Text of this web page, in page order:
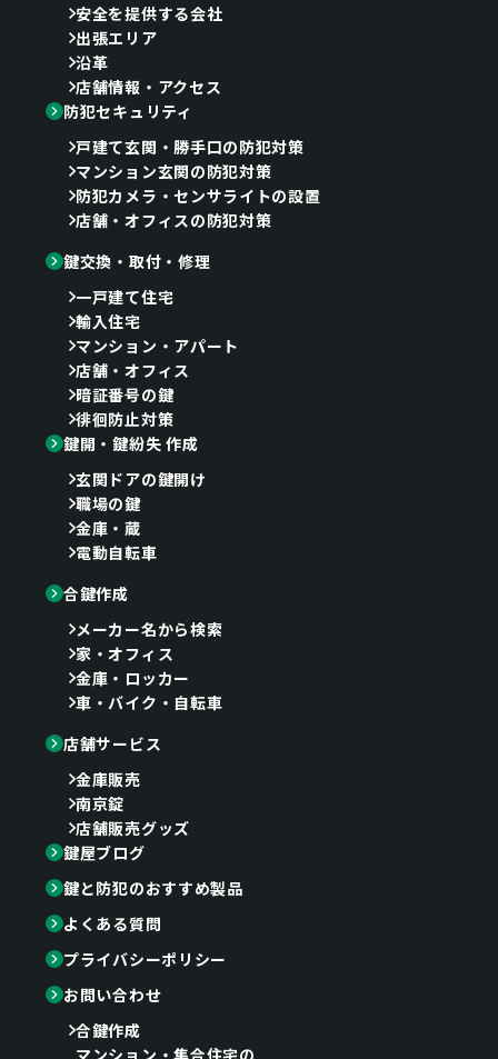
安全を提供する会社
出張エリア
沿革
店舗情報・アクセス
防犯セキュリティ
戸建て玄関・勝手口の防犯対策
マンション玄関の防犯対策
防犯カメラ・センサライトの設置
店舗・オフィスの防犯対策
鍵交換・取付・修理
一戸建て住宅
輸入住宅
マンション・アパート
店舗・オフィス
暗証番号の鍵
徘徊防止対策
鍵開・鍵紛失 作成
玄関ドアの鍵開け
職場の鍵
金庫・蔵
電動自転車
合鍵作成
メーカー名から検索
家・オフィス
金庫・ロッカー
車・バイク・自転車
店舗サービス
金庫販売
南京錠
店舗販売グッズ
鍵屋ブログ
鍵と防犯のおすすめ製品
よくある質問
プライバシーポリシー
お問い合わせ
合鍵作成
マンション・集合住宅の